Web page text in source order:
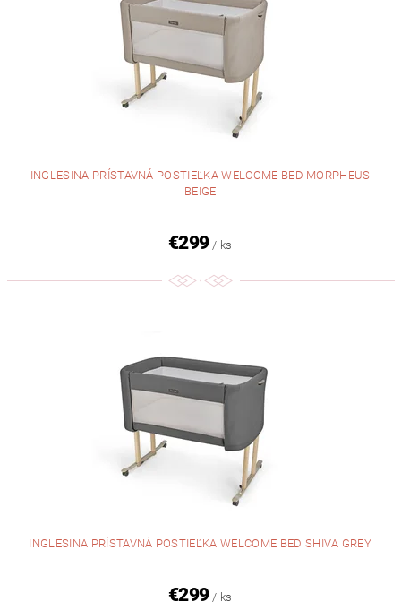
INGLESINA PRÍSTAVNÁ POSTIEĽKA WELCOME BED MORPHEUS
BEIGE
€299 / ks
INGLESINA PRÍSTAVNÁ POSTIEĽKA WELCOME BED SHIVA GREY
€299 / ks